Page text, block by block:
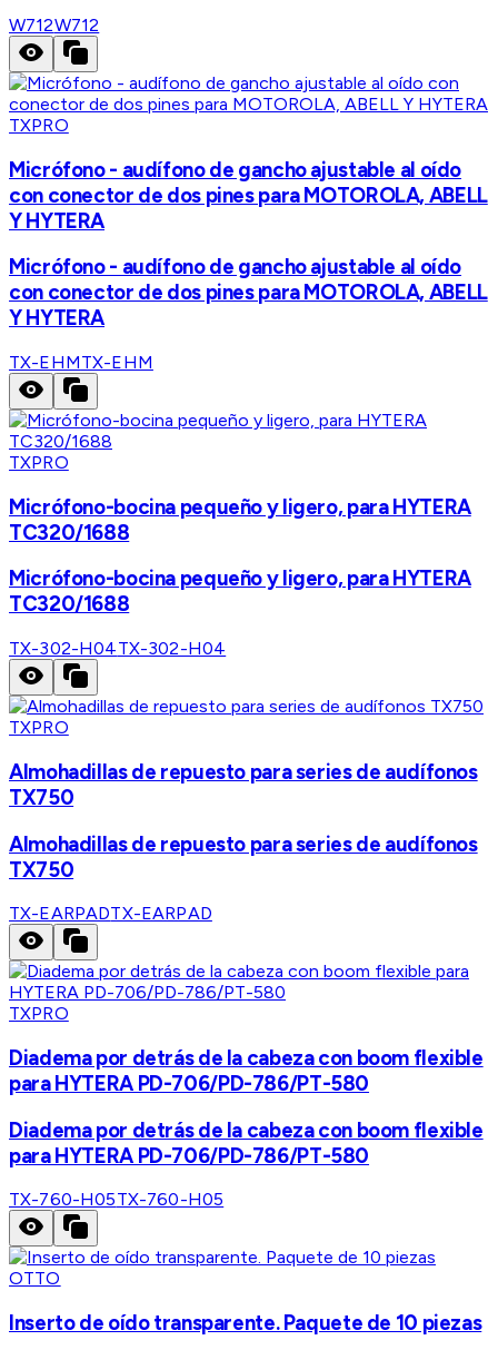
W712W712
TXPRO
Micrófono - audífono de gancho ajustable al oído
con conector de dos pines para MOTOROLA, ABELL
Y HYTERA
Micrófono - audífono de gancho ajustable al oído
con conector de dos pines para MOTOROLA, ABELL
Y HYTERA
TX-EHMTX-EHM
TXPRO
Micrófono-bocina pequeño y ligero, para HYTERA
TC320/1688
Micrófono-bocina pequeño y ligero, para HYTERA
TC320/1688
TX-302-H04TX-302-H04
TXPRO
Almohadillas de repuesto para series de audífonos
TX750
Almohadillas de repuesto para series de audífonos
TX750
TX-EARPADTX-EARPAD
TXPRO
Diadema por detrás de la cabeza con boom flexible
para HYTERA PD-706/PD-786/PT-580
Diadema por detrás de la cabeza con boom flexible
para HYTERA PD-706/PD-786/PT-580
TX-760-H05TX-760-H05
OTTO
Inserto de oído transparente. Paquete de 10 piezas